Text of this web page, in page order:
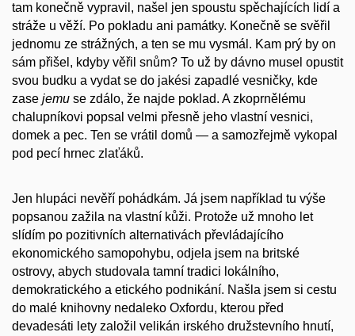
tam konečně vypravil, našel jen spoustu spěchajících lidí a
stráže u věží. Po pokladu ani památky. Konečně se svěřil
jednomu ze strážných, a ten se mu vysmál. Kam prý by on
sám přišel, kdyby věřil snům? To už by dávno musel opustit
svou budku a vydat se do jakési zapadlé vesničky, kde
zase jemu se zdálo, že najde poklad. A zkoprnělému
chalupníkovi popsal velmi přesně jeho vlastní vesnici,
domek a pec. Ten se vrátil domů — a samozřejmě vykopal
pod pecí hrnec zlaťáků.
Jen hlupáci nevěří pohádkám. Já jsem například tu výše
popsanou zažila na vlastní kůži. Protože už mnoho let
slídím po pozitivních alternativách převládajícího
ekonomického samopohybu, odjela jsem na britské
ostrovy, abych studovala tamní tradici lokálního,
demokratického a etického podnikání. Našla jsem si cestu
do malé knihovny nedaleko Oxfordu, kterou před
devadesáti lety založil velikán irského družstevního hnutí,